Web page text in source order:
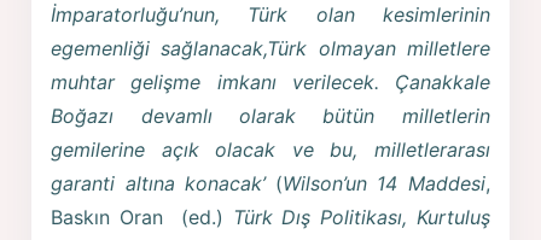
İmparatorluğu’nun, Türk olan kesimlerinin
egemenliği sağlanacak,Türk olmayan milletlere
muhtar gelişme imkanı verilecek. Çanakkale
Boğazı devamlı olarak bütün milletlerin
gemilerine açık olacak ve bu, milletlerarası
garanti altına konacak’(Wilson’un 14 Maddesi,
Baskın Oran (ed.) Türk Dış Politikası, Kurtuluş